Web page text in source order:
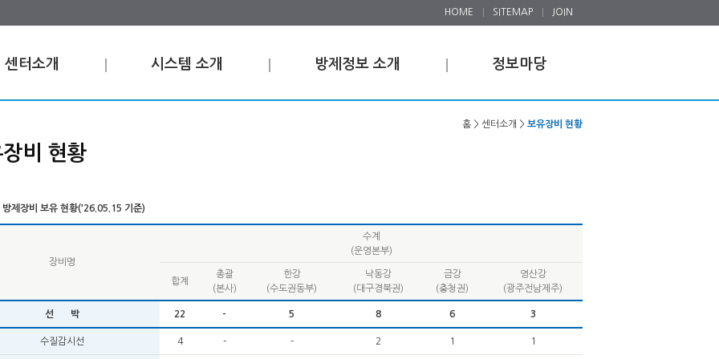
HOME SITEMAP JOIN
센터소개 시스템 소개 방제정보 소개 정보마당
홈 > 센터소개 > 보유장비 현황
비 현황
방제장비 보유 현황('26.05.15 기준)
장비명
수계
(운영본부)
합계
총괄
(본사)
한강
(수도권동부)
낙동강
(대구경북권)
금강
(충청권)
영산강
(광주전남제주)
선 박 22 - 5 8 6 3
수질감시선 4 - - 2 1 1